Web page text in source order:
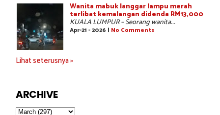
Wanita mabuk langgar lampu merah
terlibat kemalangan didenda RM13,000
KUALA LUMPUR – Seorang wanita...
Apr-21 - 2026 | No Comments
Lihat seterusnya »
ARCHIVE